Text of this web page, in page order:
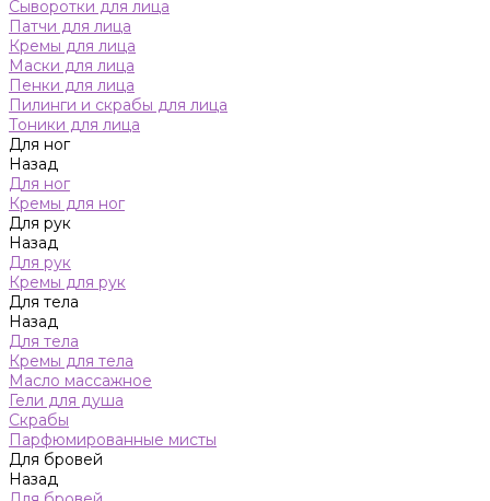
Сыворотки для лица
Патчи для лица
Кремы для лица
Маски для лица
Пенки для лица
Пилинги и скрабы для лица
Тоники для лица
Для ног
Назад
Для ног
Кремы для ног
Для рук
Назад
Для рук
Кремы для рук
Для тела
Назад
Для тела
Кремы для тела
Масло массажное
Гели для душа
Скрабы
Парфюмированные мисты
Для бровей
Назад